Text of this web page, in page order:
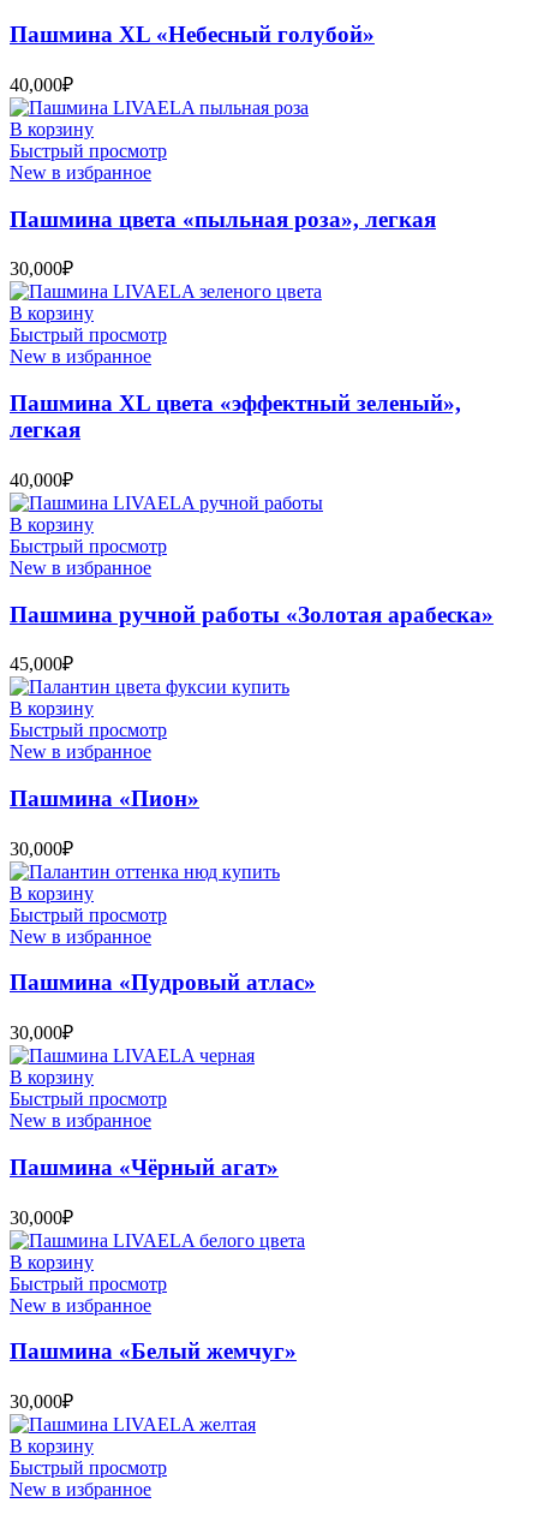
Пашмина XL «Небесный голубой»
40,000₽
В корзину
Быстрый просмотр
New в избранное
Пашмина цвета «пыльная роза», легкая
30,000₽
В корзину
Быстрый просмотр
New в избранное
Пашмина XL цвета «эффектный зеленый»,
легкая
40,000₽
В корзину
Быстрый просмотр
New в избранное
Пашмина ручной работы «Золотая арабеска»
45,000₽
В корзину
Быстрый просмотр
New в избранное
Пашмина «Пион»
30,000₽
В корзину
Быстрый просмотр
New в избранное
Пашмина «Пудровый атлас»
30,000₽
В корзину
Быстрый просмотр
New в избранное
Пашмина «Чёрный агат»
30,000₽
В корзину
Быстрый просмотр
New в избранное
Пашмина «Белый жемчуг»
30,000₽
В корзину
Быстрый просмотр
New в избранное